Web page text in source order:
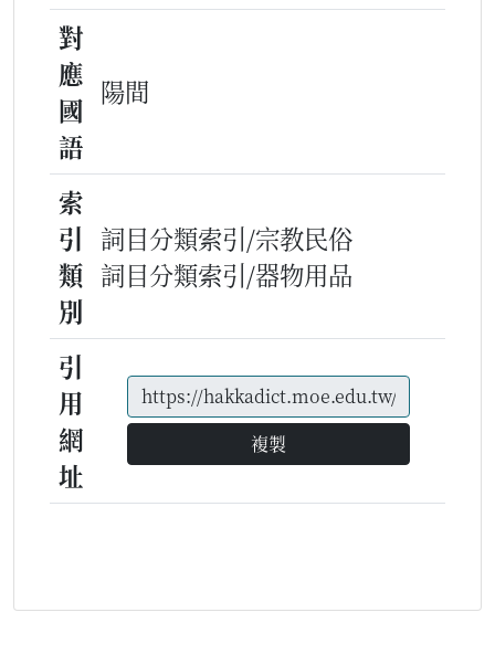
對
應
國
語
陽間
索
引
類
別
詞目分類索引/宗教民俗
詞目分類索引/器物用品
引
用
網
址
複製